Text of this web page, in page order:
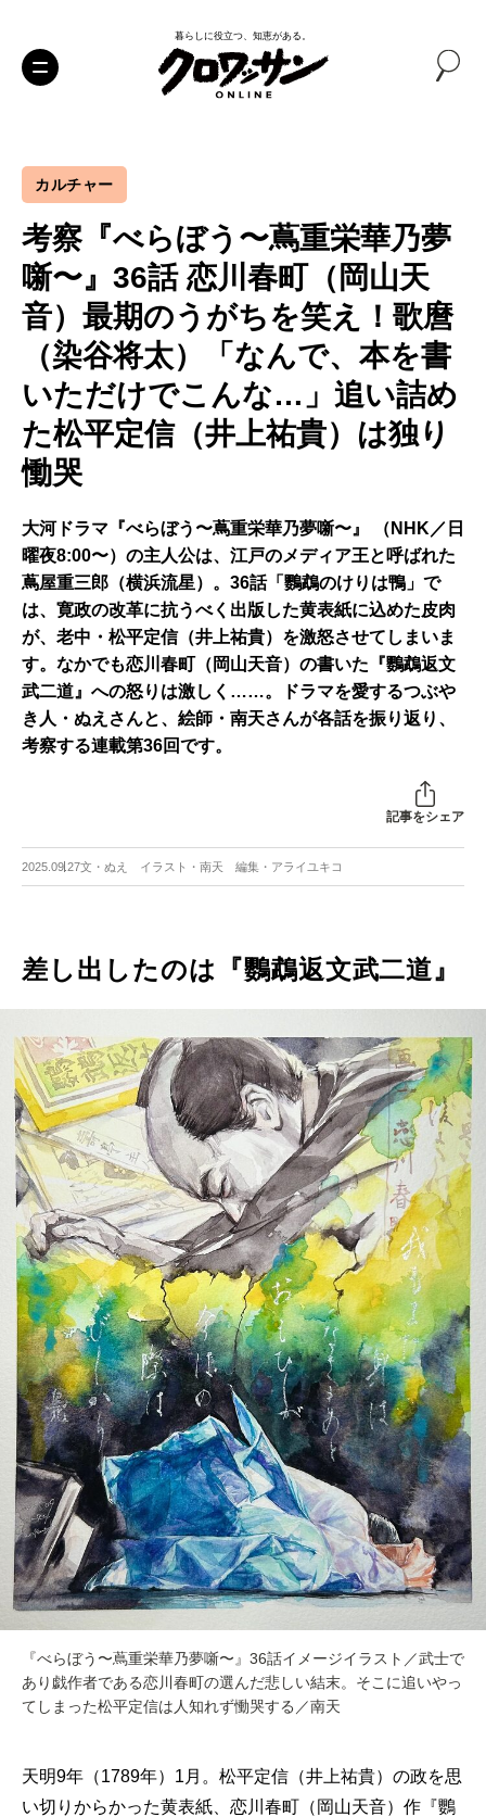
暮らしに役立つ、知恵がある。
カルチャー
考察『べらぼう〜蔦重栄華乃夢
噺〜』36話 恋川春町（岡山天
音）最期のうがちを笑え！歌麿
（染谷将太）「なんで、本を書
いただけでこんな…」追い詰め
た松平定信（井上祐貴）は独り
慟哭
大河ドラマ『べらぼう〜蔦重栄華乃夢噺〜』 （NHK／日
曜夜8:00〜）の主人公は、江戸のメディア王と呼ばれた
蔦屋重三郎（横浜流星）。36話「鸚鵡のけりは鴨」で
は、寛政の改革に抗うべく出版した黄表紙に込めた皮肉
が、老中・松平定信（井上祐貴）を激怒させてしまいま
す。なかでも恋川春町（岡山天音）の書いた『鸚鵡返文
武二道』への怒りは激しく……。ドラマを愛するつぶや
き人・ぬえさんと、絵師・南天さんが各話を振り返り、
考察する連載第36回です。
記事をシェア
2025.09.27文・ぬえ イラスト・南天 編集・アライユキコ
差し出したのは『鸚鵡返文武二道』
『べらぼう〜蔦重栄華乃夢噺〜』36話イメージイラスト／武士で
あり戯作者である恋川春町の選んだ悲しい結末。そこに追いやっ
てしまった松平定信は人知れず慟哭する／南天
天明9年（1789年）1月。松平定信（井上祐貴）の政を思
い切りからかった黄表紙、恋川春町（岡山天音）作『鸚